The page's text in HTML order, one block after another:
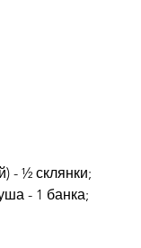
- ½ склянки;
- 1 банка;